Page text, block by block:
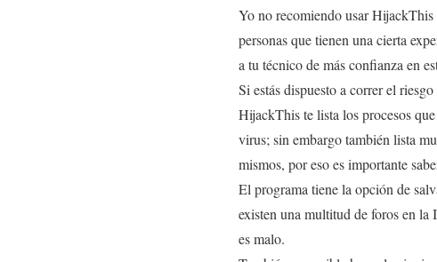
Yo no recomiendo usar HijackThis
personas que tienen una cierta
a tu técnico de más confianza en
Si estás dispuesto a correr el
HijackThis te lista los procesos
virus; sin embargo también lista
mismos, por eso es importante
El programa tiene la opción de
existen una multitud de foros en la
es malo.